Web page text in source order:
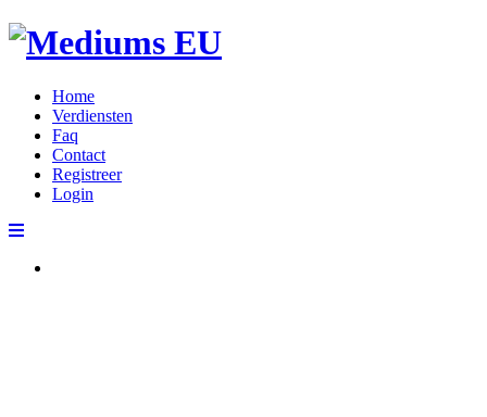
Home
Verdiensten
Faq
Contact
Registreer
Login